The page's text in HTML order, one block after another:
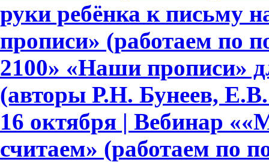
руки ребёнка к письму
прописи» (работаем по
2100» «Наши прописи»
(авторы Р.Н. Бунеев,
16 октября | Вебинар
считаем» (работаем по